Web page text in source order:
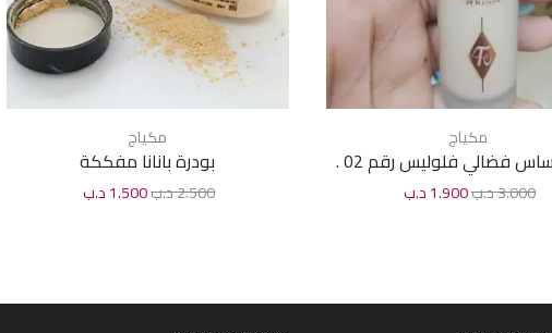
مكياج
كريم أساس فضالي فلوليس رقم 02 .
50 مل3.000د.ب1.900د.ب
مكياج
بودرة بانانا مفككة
2.500د.ب1.500د.ب